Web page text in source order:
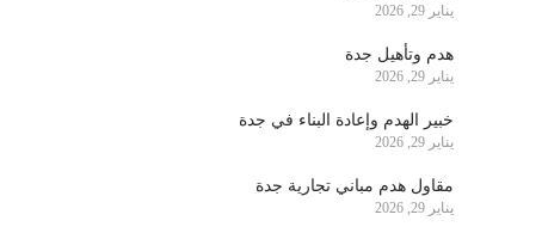
يناير 29, 2026
هدم وتأهيل جدة
يناير 29, 2026
خبير الهدم وإعادة البناء في جدة
يناير 29, 2026
مقاول هدم مباني تجارية جدة
يناير 29, 2026